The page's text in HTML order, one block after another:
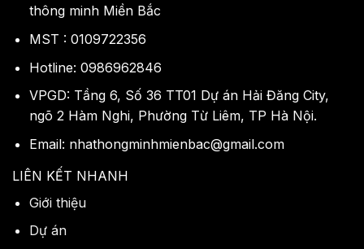
thông minh Miền Bắc
MST : 0109722356
Hotline: 0986962846
VPGD: Tầng 6, Số 36 TT01 Dự án Hải Đăng City,
ngõ 2 Hàm Nghi, Phường Từ Liêm, TP Hà Nội.
Email: nhathongminhmienbac@gmail.com
LIÊN KẾT NHANH
Giới thiệu
Dự án